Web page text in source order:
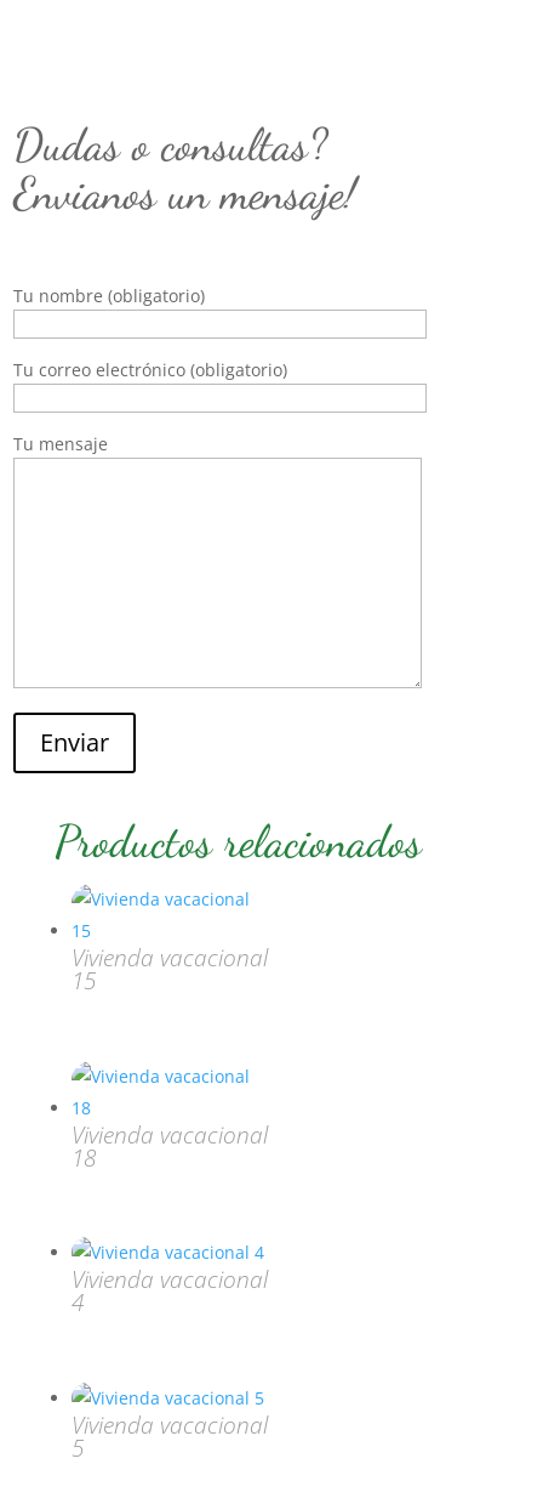
Dudas o consultas?
Envianos un mensaje!
Tu nombre (obligatorio)
Tu correo electrónico (obligatorio)
Tu mensaje
Enviar
Productos relacionados
Vivienda vacacional
15
Vivienda vacacional
18
Vivienda vacacional
4
Vivienda vacacional
5